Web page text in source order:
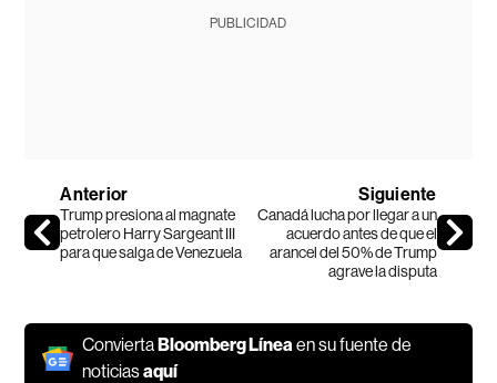
PUBLICIDAD
Anterior
Trump presiona al magnate
petrolero Harry Sargeant III
para que salga de Venezuela
Siguiente
Canadá lucha por llegar a un
acuerdo antes de que el
arancel del 50% de Trump
agrave la disputa
ConviertaBloomberg Líneaen su fuente de
noticiasaquí